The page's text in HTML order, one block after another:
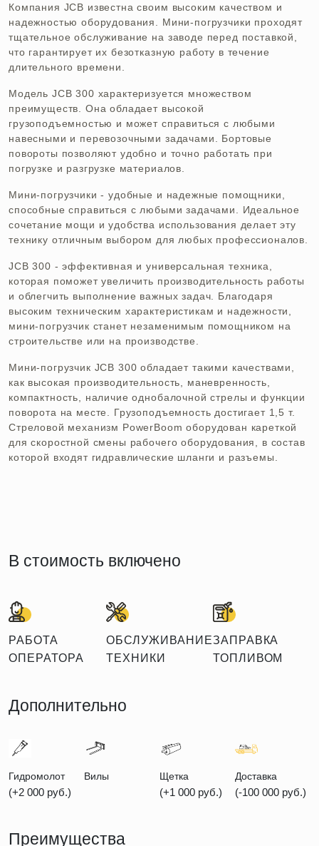
Компания JCB известна своим высоким качеством и
надежностью оборудования. Мини-погрузчики проходят
тщательное обслуживание на заводе перед поставкой,
что гарантирует их безотказную работу в течение
длительного времени.
Модель JCB 300 характеризуется множеством
преимуществ. Она обладает высокой
грузоподъемностью и может справиться с любыми
навесными и перевозочными задачами. Бортовые
повороты позволяют удобно и точно работать при
погрузке и разгрузке материалов.
Мини-погрузчики - удобные и надежные помощники,
способные справиться с любыми задачами. Идеальное
сочетание мощи и удобства использования делает эту
технику отличным выбором для любых профессионалов.
JCB 300 - эффективная и универсальная техника,
которая поможет увеличить производительность работы
и облегчить выполнение важных задач. Благодаря
высоким техническим характеристикам и надежности,
мини-погрузчик станет незаменимым помощником на
строительстве или на производстве.
Мини-погрузчик JCB 300 обладает такими качествами,
как высокая производительность, маневренность,
компактность, наличие однобалочной стрелы и функции
поворота на месте. Грузоподъемность достигает 1,5 т.
Стреловой механизм PowerBoom оборудован кареткой
для скоростной смены рабочего оборудования, в состав
которой входят гидравлические шланги и разъемы.
В стоимость включено
РАБОТА
ОПЕРАТОРА
ОБСЛУЖИВАНИЕ
ТЕХНИКИ
ЗАПРАВКА
ТОПЛИВОМ
Дополнительно
Гидромолот
(+2 000 руб.)
Вилы Щетка
(+1 000 руб.)
Доставка
(-100 000 руб.)
Преимущества